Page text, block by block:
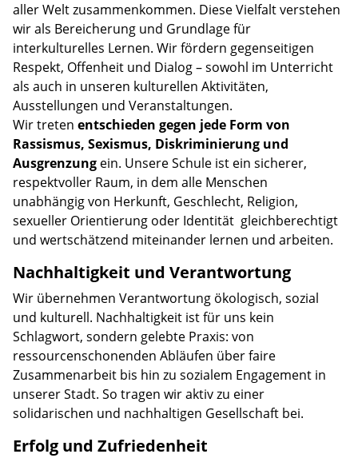
aller Welt zusammenkommen. Diese Vielfalt verstehen
wir als Bereicherung und Grundlage für
interkulturelles Lernen. Wir fördern gegenseitigen
Respekt, Offenheit und Dialog – sowohl im Unterricht
als auch in unseren kulturellen Aktivitäten,
Ausstellungen und Veranstaltungen.
Wir treten entschieden gegen jede Form von
Rassismus, Sexismus, Diskriminierung und
Ausgrenzung ein. Unsere Schule ist ein sicherer,
respektvoller Raum, in dem alle Menschen
unabhängig von Herkunft, Geschlecht, Religion,
sexueller Orientierung oder Identität gleichberechtigt
und wertschätzend miteinander lernen und arbeiten.
Nachhaltigkeit und Verantwortung
Wir übernehmen Verantwortung ökologisch, sozial
und kulturell. Nachhaltigkeit ist für uns kein
Schlagwort, sondern gelebte Praxis: von
ressourcenschonenden Abläufen über faire
Zusammenarbeit bis hin zu sozialem Engagement in
unserer Stadt. So tragen wir aktiv zu einer
solidarischen und nachhaltigen Gesellschaft bei.
Erfolg und Zufriedenheit